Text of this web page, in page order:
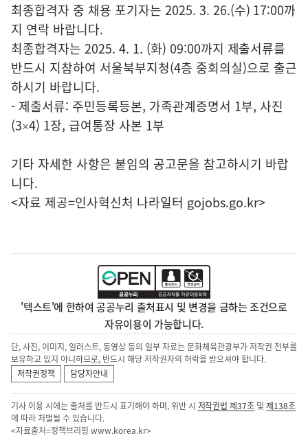
최종합격자 중 채용 포기자는 2025. 3. 26.(수) 17:00까
지 연락 바랍니다.
최종합격자는 2025. 4. 1. (화) 09:00까지 제출서류를
반드시 지참하여 서울북부지청(4층 중회의실)으로 출근
하시기 바랍니다.
- 제출서류: 주민등록등본, 가족관계증명서 1부, 사진
(3×4) 1장, 급여통장 사본 1부
기타 자세한 사항은 붙임의 공고문을 참고하시기 바랍
니다.
<자료 제공=인사혁신처 나라일터 gojobs.go.kr>
'텍스트'에 한하여 공공누리 출처표시 및 변경을 금하는 조건으로
자유이용이 가능합니다.
단, 사진, 이미지, 일러스트, 동영상 등의 일부 자료는 문화체육관광부가 저작권 전부를
보유하고 있지 아니하므로, 반드시 해당 저작권자의 허락을 받으셔야 합니다.
저작권정책
담당자안내
기사 이용 시에는 출처를 반드시 표기해야 하며, 위반 시 저작권법 제37조 및제138조
에 따라 처벌될 수 있습니다.
<자료출처=정책브리핑 www.korea.kr>